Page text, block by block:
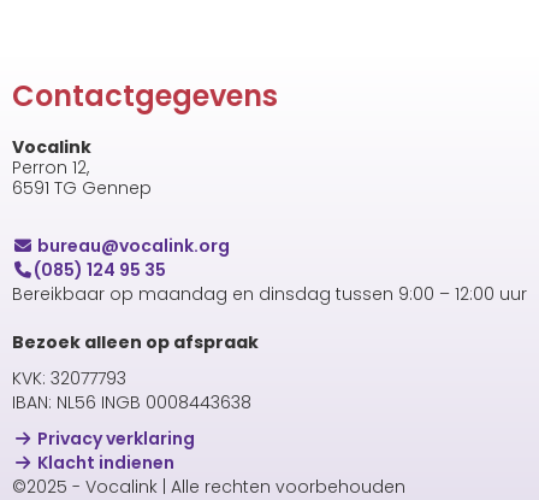
Contactgegevens
Vocalink
Perron 12,
6591 TG Gennep
uaerub@vocalink.org
(085) 124 95 35
Bereikbaar op maandag en dinsdag tussen 9:00 – 12:00 uur
Bezoek alleen op afspraak
KVK: 32077793
IBAN: NL56 INGB 0008443638
Privacy verklaring
Klacht indienen
©2025 - Vocalink | Alle rechten voorbehouden